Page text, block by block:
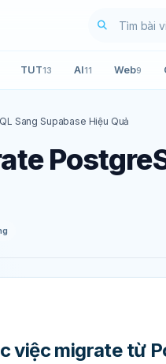
TUT13 AI11 Web9
Sang Supabase Hiệu Quả
việc migrate từ